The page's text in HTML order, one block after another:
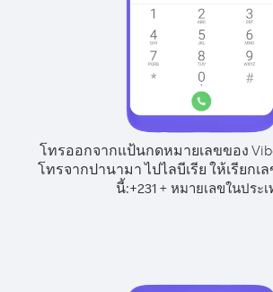
โทรออกจากแป้นกดหมายเลขของ
โทรจากปานามา ไปไลบีเรีย ให้เรียกเ
นี้:+231 + หมายเลขในประ